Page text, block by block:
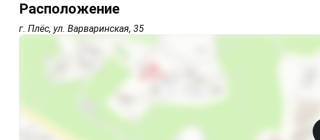
Расположение
г. Плёс, ул. Варваринская, 35